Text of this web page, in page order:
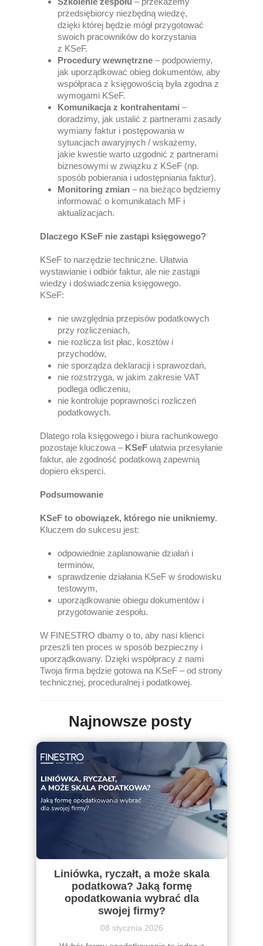
przedsiębiorcy niezbędną wiedzę,
dzięki której będzie mógł przygotować
swoich pracowników do korzystania
z KSeF.
Procedury wewnętrzne – podpowiemy,
jak uporządkować obieg dokumentów, aby
współpraca z księgowością była zgodna z
wymogami KSeF.
Komunikacja z kontrahentami –
doradzimy, jak ustalić z partnerami zasady
wymiany faktur i postępowania w
sytuacjach awaryjnych / wskażemy,
jakie kwestie warto uzgodnić z partnerami
biznesowymi w związku z KSeF (np.
sposób pobierania i udostępniania faktur).
Monitoring zmian – na bieżąco będziemy
informować o komunikatach MF i
aktualizacjach.
Dlaczego KSeF nie zastąpi księgowego?
KSeF to narzędzie techniczne. Ułatwia
wystawianie i odbiór faktur, ale nie zastąpi
wiedzy i doświadczenia księgowego.
KSeF:
nie uwzględnia przepisów podatkowych
przy rozliczeniach,
nie rozlicza list płac, kosztów i
przychodów,
nie sporządza deklaracji i sprawozdań,
nie rozstrzyga, w jakim zakresie VAT
podlega odliczeniu,
nie kontroluje poprawności rozliczeń
podatkowych.
Dlatego rola księgowego i biura rachunkowego
pozostaje kluczowa – KSeF ułatwia przesyłanie
faktur, ale zgodność podatkową zapewnią
dopiero eksperci.
Podsumowanie
KSeF to obowiązek, którego nie unikniemy.
Kluczem do sukcesu jest:
odpowiednie zaplanowanie działań i
terminów,
sprawdzenie działania KSeF w środowisku
testowym,
uporządkowanie obiegu dokumentów i
przygotowanie zespołu.
W FINESTRO dbamy o to, aby nasi klienci
przeszli ten proces w sposób bezpieczny i
uporządkowany. Dzięki współpracy z nami
Twoja firma będzie gotowa na KSeF – od strony
technicznej, proceduralnej i podatkowej.
Najnowsze posty
Liniówka, ryczałt, a może skala
podatkowa? Jaką formę
opodatkowania wybrać dla
swojej firmy?
08 stycznia 2026